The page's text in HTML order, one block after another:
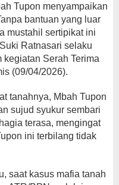
Tupon menyampaikan
bantuan yang luar
mustahil sertipikat ini
Ratnasari selaku
kegiatan Serah Terima
(09/04/2026).
tanahnya, Mbah Tupon
sujud syukur sembari
terasa, mengingat
ini terbilang tidak
saat kasus mafia tanah